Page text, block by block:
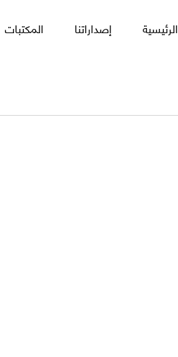
الرئيسية إصداراتنا المكتبات